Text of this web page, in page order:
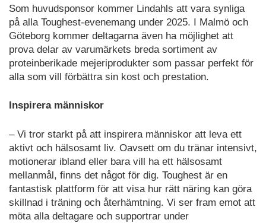
Som huvudsponsor kommer Lindahls att vara synliga
på alla Toughest-evenemang under 2025. I Malmö och
Göteborg kommer deltagarna även ha möjlighet att
prova delar av varumärkets breda sortiment av
proteinberikade mejeriprodukter som passar perfekt för
alla som vill förbättra sin kost och prestation.
Inspirera människor
– Vi tror starkt på att inspirera människor att leva ett
aktivt och hälsosamt liv. Oavsett om du tränar intensivt,
motionerar ibland eller bara vill ha ett hälsosamt
mellanmål, finns det något för dig. Toughest är en
fantastisk plattform för att visa hur rätt näring kan göra
skillnad i träning och återhämtning. Vi ser fram emot att
möta alla deltagare och supportrar under